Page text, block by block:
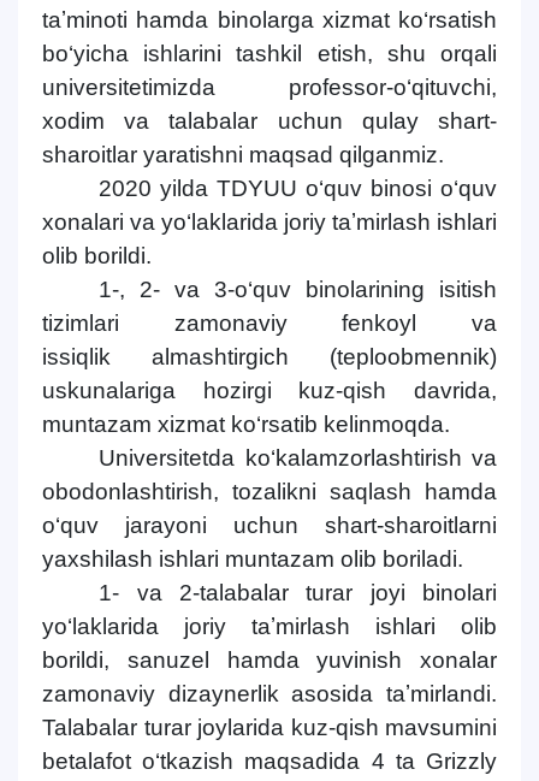
taʼminoti hamda binolarga xizmat ko‘rsatish
bo‘yicha ishlarini tashkil etish, shu orqali
universitetimizda professor-o‘qituvchi,
xodim va talabalar uchun qulay shart-
sharoitlar yaratishni maqsad qilganmiz.
2020 yilda TDYUU o‘quv binosi o‘quv
xonalari va yo‘laklarida joriy taʼmirlash ishlari
olib borildi.
1-, 2- va 3-o‘quv binolarining isitish
tizimlari zamonaviy fenkoyl va
issiqlik almashtirgich (teploobmennik)
uskunalariga hozirgi kuz-qish davrida,
muntazam xizmat ko‘rsatib kelinmoqda.
Universitetda ko‘kalamzorlashtirish va
obodonlashtirish, tozalikni saqlash hamda
o‘quv jarayoni uchun shart-sharoitlarni
yaxshilash ishlari muntazam olib boriladi.
1- va 2-talabalar turar joyi binolari
yo‘laklarida joriy taʼmirlash ishlari olib
borildi, sanuzel hamda yuvinish xonalar
zamonaviy dizaynerlik asosida taʼmirlandi.
Talabalar turar joylarida kuz-qish mavsumini
betalafot o‘tkazish maqsadida 4 ta Grizzly